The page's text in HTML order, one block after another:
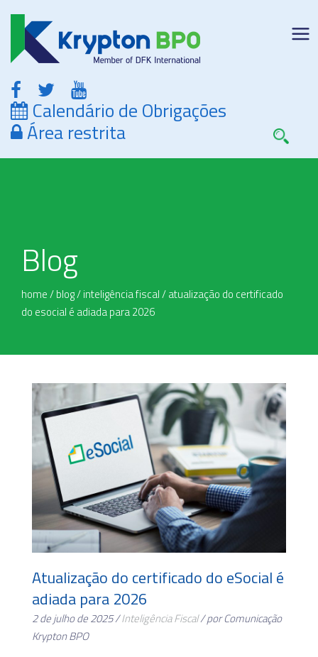
Calendário de Obrigações
Área restrita
Blog
home/blog/inteligência fiscal/atualização do certificado
do esocial é adiada para 2026
Atualização do certificado do eSocial é
adiada para 2026
2 de julho de 2025 /Inteligência Fiscal/ por Comunicação
Krypton BPO